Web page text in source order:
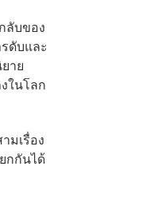
ลับของ
ดับและ
าย
ในโลก
มเรื่อง
กกันได้